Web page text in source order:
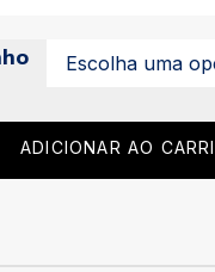
ADICIONAR AO